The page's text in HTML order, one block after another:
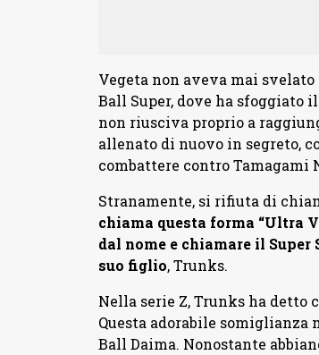
Vegeta non aveva mai
Ball Super, dove ha sfoggiato
non riusciva proprio a
allenato di nuovo in segreto,
combattere contro Tamagami
Stranamente, si rifiuta di
chiama questa forma “Ultra
dal nome e chiamare il Super
suo figlio, Trunks.
Nella serie Z, Trunks ha detto
Questa adorabile
Ball Daima. Nonostante